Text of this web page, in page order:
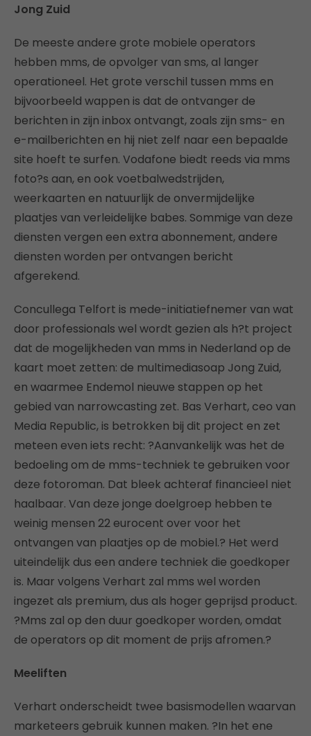
Jong Zuid
De meeste andere grote mobiele operators
hebben mms, de opvolger van sms, al langer
operationeel. Het grote verschil tussen mms en
bijvoorbeeld wappen is dat de ontvanger de
berichten in zijn inbox ontvangt, zoals zijn sms- en
e-mailberichten en hij niet zelf naar een bepaalde
site hoeft te surfen. Vodafone biedt reeds via mms
foto?s aan, en ook voetbalwedstrijden,
weerkaarten en natuurlijk de onvermijdelijke
plaatjes van verleidelijke babes. Sommige van deze
diensten vergen een extra abonnement, andere
diensten worden per ontvangen bericht
afgerekend.
Concullega Telfort is mede-initiatiefnemer van wat
door professionals wel wordt gezien als h?t project
dat de mogelijkheden van mms in Nederland op de
kaart moet zetten: de multimediasoap Jong Zuid,
en waarmee Endemol nieuwe stappen op het
gebied van narrowcasting zet. Bas Verhart, ceo van
Media Republic, is betrokken bij dit project en zet
meteen even iets recht: ?Aanvankelijk was het de
bedoeling om de mms-techniek te gebruiken voor
deze fotoroman. Dat bleek achteraf financieel niet
haalbaar. Van deze jonge doelgroep hebben te
weinig mensen 22 eurocent over voor het
ontvangen van plaatjes op de mobiel.? Het werd
uiteindelijk dus een andere techniek die goedkoper
is. Maar volgens Verhart zal mms wel worden
ingezet als premium, dus als hoger geprijsd product.
?Mms zal op den duur goedkoper worden, omdat
de operators op dit moment de prijs afromen.?
Meeliften
Verhart onderscheidt twee basismodellen waarvan
marketeers gebruik kunnen maken. ?In het ene